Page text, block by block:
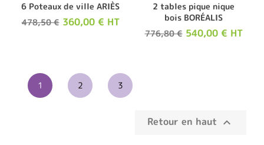
6 Poteaux de ville ARIÈS
478,50 € 360,00 € HT
2 tables pique nique
bois BORÉALIS
776,80 € 540,00 € HT
1 2 3
Retour en haut 